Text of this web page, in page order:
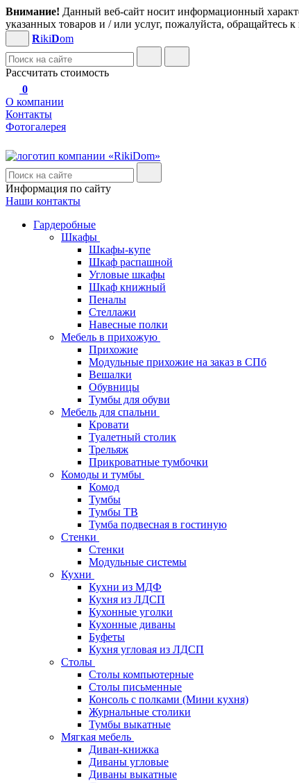
Внимание! Данный веб-сайт носит информационный
указанных товаров и / или услуг, пожалуйста, обращайтесь
RikiDom
Рассчитать стоимость
0
О компании
Контакты
Фотогалерея
Информация по сайту
Наши контакты
Гардеробные
Шкафы
Шкафы-купе
Шкаф распашной
Угловые шкафы
Шкаф книжный
Пеналы
Стеллажи
Навесные полки
Мебель в прихожую
Прихожие
Модульные прихожие на заказ в СПб
Вешалки
Обувницы
Тумбы для обуви
Мебель для спальни
Кровати
Туалетный столик
Трельяж
Прикроватные тумбочки
Комоды и тумбы
Комод
Тумбы
Тумбы ТВ
Тумба подвесная в гостиную
Стенки
Стенки
Модульные системы
Кухни
Кухни из МДФ
Кухня из ЛДСП
Кухонные уголки
Кухонные диваны
Буфеты
Кухня угловая из ЛДСП
Столы
Столы компьютерные
Столы письменные
Консоль с полками (Мини кухня)
Журнальные столики
Тумбы выкатные
Мягкая мебель
Диван-книжка
Диваны угловые
Диваны выкатные